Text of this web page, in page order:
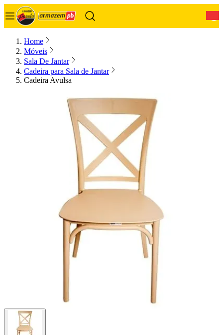
Home
Móveis
Sala De Jantar
Cadeira para Sala de Jantar
Cadeira Avulsa